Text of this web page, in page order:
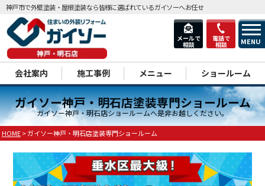
メールで
相談
電話で
相談 MENU
神戸市で外壁塗装・屋根塗装なら皆様に選ばれているガイソーへお任せ
会社案内 施工事例 メニュー ショールーム
ガイソー神戸・明石店塗装専門ショールーム
ガイソー神戸・明石店ショールームへ是非お越しください。
HOME>ガイソー神戸・明石店塗装専門ショールーム